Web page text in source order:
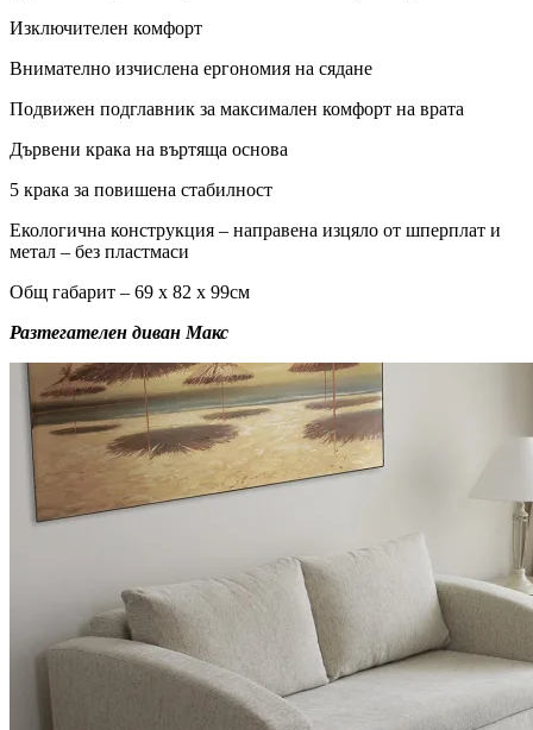
Изключителен комфорт
Внимателно изчислена ергономия на сядане
Подвижен подглавник за максимален комфорт на врата
Дървени крака на въртяща основа
5 крака за повишена стабилност
Екологична конструкция – направена изцяло от шперплат и
метал – без пластмаси
Общ габарит – 69 х 82 х 99см
Разтегателен диван Макс